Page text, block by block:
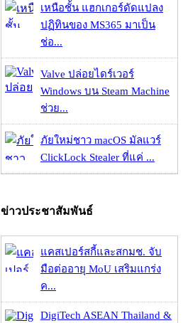
เหนือชั้น แฮกเกอร์ดัดแปลง
ปฏิทินของ MS365 มาเป็น
ช่อ...
Valve ปล่อยไดร์เวอร์
Windows บน Steam Machine
ช่วย...
ภัยใหม่ชาว macOS มัลแวร์
ClickLock Stealer ที่แค่ ...
ข่าวประชาสัมพันธ์
แคสเปอร์สกี้และสกมช. จับ
มือต่ออายุ MoU เสริมแกร่ง
ค...
DigiTech ASEAN Thailand &